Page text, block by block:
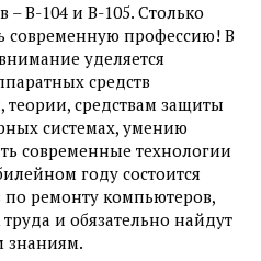
– В-104 и В-105. Столько
профессию! В
уделяется
средств
средствам защиты
системах, умению
современные технологии
году состоится
ремонту компьютеров,
и обязательно найдут
знаниям.